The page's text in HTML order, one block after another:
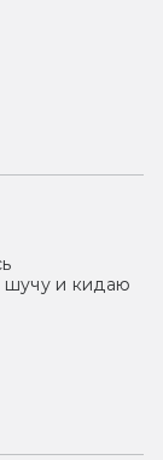
шучу и кидаю